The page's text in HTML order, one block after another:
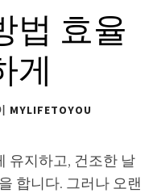
법 효율
게
MYLIFETOYOU
유지하고, 건조한 날
합니다. 그러나 오랜